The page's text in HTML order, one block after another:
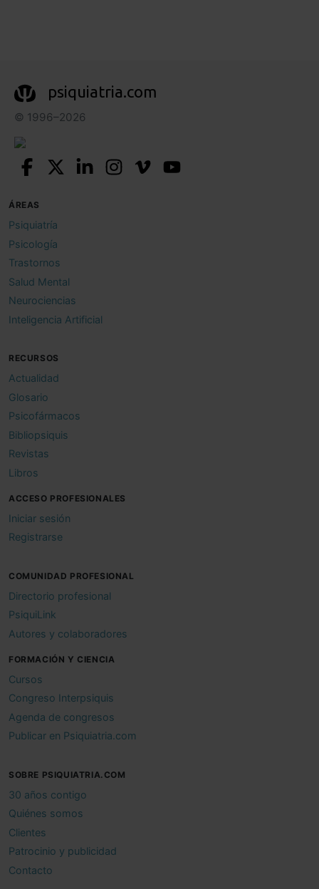
psiquiatria.com
© 1996–2026
ÁREAS
Psiquiatría
Psicología
Trastornos
Salud Mental
Neurociencias
Inteligencia Artificial
RECURSOS
Actualidad
Glosario
Psicofármacos
Bibliopsiquis
Revistas
Libros
ACCESO PROFESIONALES
Iniciar sesión
Registrarse
COMUNIDAD PROFESIONAL
Directorio profesional
PsiquiLink
Autores y colaboradores
FORMACIÓN Y CIENCIA
Cursos
Congreso Interpsiquis
Agenda de congresos
Publicar en Psiquiatria.com
SOBRE PSIQUIATRIA.COM
30 años contigo
Quiénes somos
Clientes
Patrocinio y publicidad
Contacto